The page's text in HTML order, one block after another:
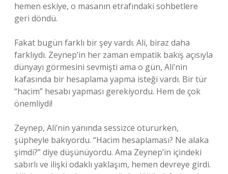
hemen eskiye, o masanın etrafındaki sohbetlere
geri döndü.
Fakat bugün farklı bir şey vardı. Ali, biraz daha
farklıydı. Zeynep’in her zaman empatik bakış açısıyla
dünyayı görmesini sevmişti ama o gün, Ali’nin
kafasında bir hesaplama yapma isteği vardı. Bir tür
“hacim” hesabı yapması gerekiyordu. Hem de çok
önemliydi!
Zeynep, Ali’nin yanında sessizce otururken,
şüpheyle bakıyordu. “Hacim hesaplaması? Ne alaka
şimdi?” diye düşünüyordu. Ama Zeynep’in içindeki
sabırlı ve ilişki odaklı yaklaşım, hemen devreye girdi.